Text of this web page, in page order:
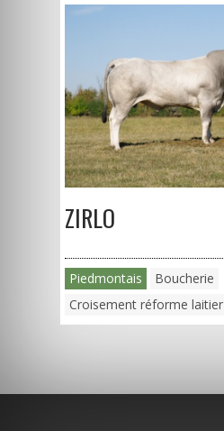
ZIRLO
Piedmontais
Boucherie
Croisement réforme laitier